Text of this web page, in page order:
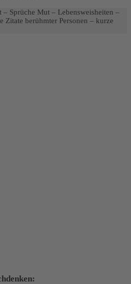
Sprüche Mut – Lebensweisheiten –
Zitate berühmter Personen – kurze